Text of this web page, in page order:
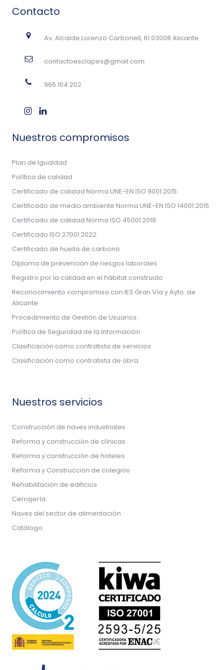
Contacto
Av. Alcalde Lorenzo Carbonell, 61 03008 Alicante
contactoesclapes@gmail.com
965 104 202
Nuestros compromisos
Plan de Igualdad
Política de calidad
Certificado de calidad Norma UNE-EN ISO 9001:2015
Certificado de medio ambiente Norma UNE-EN ISO 14001:2015
Certificado de calidad Norma ISO 45001:2018
Certificado ISO 27001:2022
Certificado de huella de carbono
Diploma de prevención de riesgos laborales
Registro por la calidad en el hábitat construido
Reconocimiento compromiso con IES Gran Vía y Ayto. de
Alicante
Procedimiento de Gestión de Usuarios
Política de Seguridad de la Información
Clasificación como contratista de servicios
Clasificación como contratista de obra
Nuestros servicios
Construcción de naves industriales
Reforma y construcción de clínicas
Reforma y construcción de hoteles
Reforma y Construcción de colegios
Rehabilitación de edificios
Cerrajería
Naves del sector de alimentación
Catálogo